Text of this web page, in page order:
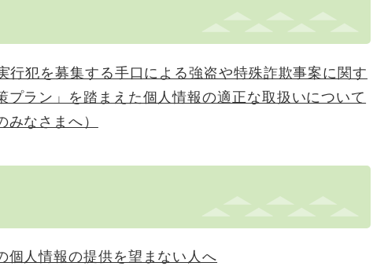
行犯を募集する手口による強盗や特殊詐欺事案に関す
プラン」を踏まえた個人情報の適正な取扱いについて
みなさまへ）
個人情報の提供を望まない人へ